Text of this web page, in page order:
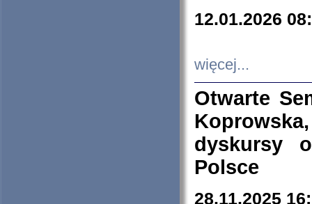
12.01.2026
więcej...
Otwarte
dyskursy
Polsce
28.11.2025